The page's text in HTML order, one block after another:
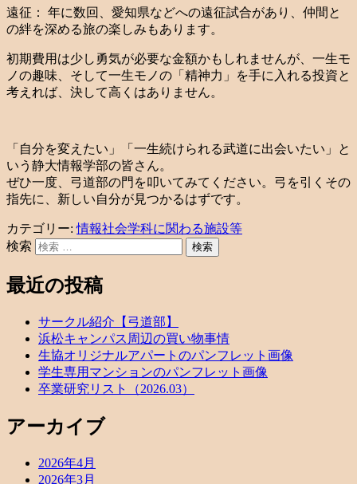
遠征： 年に数回、愛知県などへの遠征試合があり、仲間と
の絆を深める旅の楽しみもあります。
初期費用は少し勇気が必要な金額かもしれませんが、一生モ
ノの趣味、そして一生モノの「精神力」を手に入れる投資と
考えれば、決して高くはありません。
「自分を変えたい」「一生続けられる武道に出会いたい」と
いう静大情報学部の皆さん。
ぜひ一度、弓道部の門を叩いてみてください。弓を引くその
指先に、新しい自分が見つかるはずです。
カテゴリー:情報社会学科に関わる施設等
検索
最近の投稿
サークル紹介【弓道部】
浜松キャンパス周辺の買い物事情
生協オリジナルアパートのパンフレット画像
学生専用マンションのパンフレット画像
卒業研究リスト（2026.03）
アーカイブ
2026年4月
2026年3月